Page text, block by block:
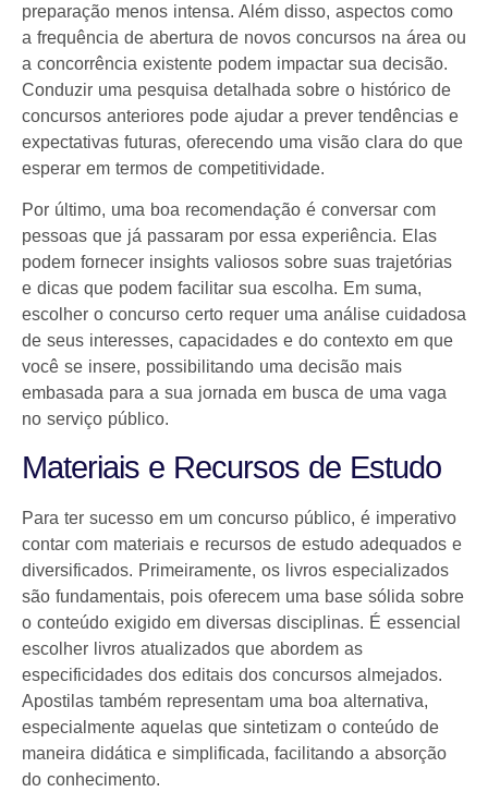
preparação menos intensa. Além disso, aspectos como
a frequência de abertura de novos concursos na área ou
a concorrência existente podem impactar sua decisão.
Conduzir uma pesquisa detalhada sobre o histórico de
concursos anteriores pode ajudar a prever tendências e
expectativas futuras, oferecendo uma visão clara do que
esperar em termos de competitividade.
Por último, uma boa recomendação é conversar com
pessoas que já passaram por essa experiência. Elas
podem fornecer insights valiosos sobre suas trajetórias
e dicas que podem facilitar sua escolha. Em suma,
escolher o concurso certo requer uma análise cuidadosa
de seus interesses, capacidades e do contexto em que
você se insere, possibilitando uma decisão mais
embasada para a sua jornada em busca de uma vaga
no serviço público.
Materiais e Recursos de Estudo
Para ter sucesso em um concurso público, é imperativo
contar com materiais e recursos de estudo adequados e
diversificados. Primeiramente, os livros especializados
são fundamentais, pois oferecem uma base sólida sobre
o conteúdo exigido em diversas disciplinas. É essencial
escolher livros atualizados que abordem as
especificidades dos editais dos concursos almejados.
Apostilas também representam uma boa alternativa,
especialmente aquelas que sintetizam o conteúdo de
maneira didática e simplificada, facilitando a absorção
do conhecimento.